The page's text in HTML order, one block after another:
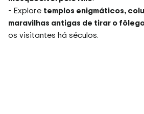
- Explore templos enigmáticos,
maravilhas antigas de tirar o
os visitantes há séculos.